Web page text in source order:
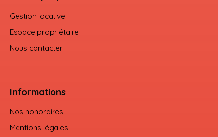
Gestion locative
Espace propriétaire
Nous contacter
Informations
Nos honoraires
Mentions légales